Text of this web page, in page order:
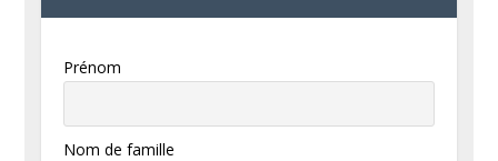
Prénom
Nom de famille